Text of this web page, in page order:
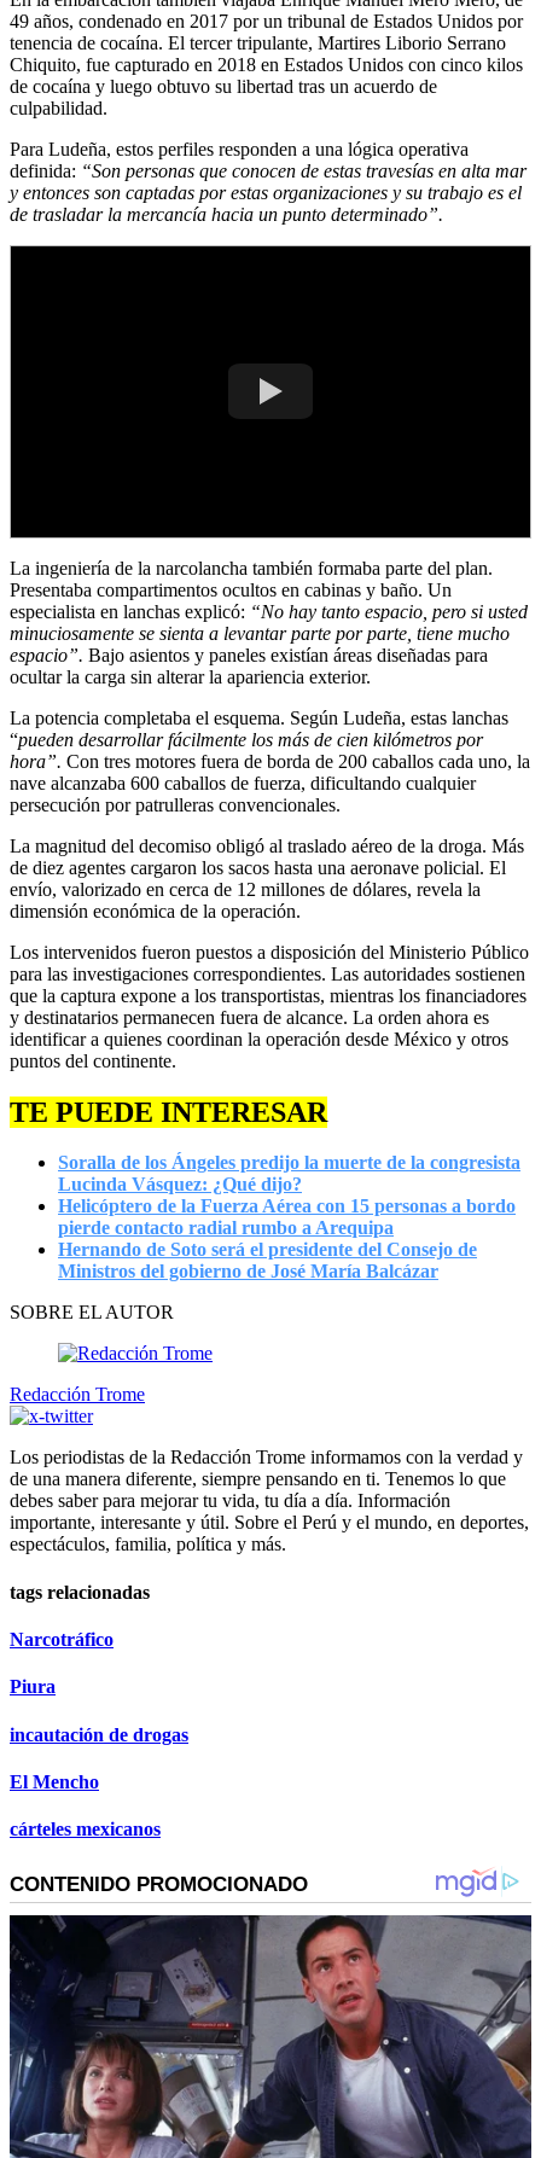
49 años, condenado en 2017 por un tribunal de Estados Unidos por
tenencia de cocaína. El tercer tripulante, Martires Liborio Serrano
Chiquito, fue capturado en 2018 en Estados Unidos con cinco kilos
de cocaína y luego obtuvo su libertad tras un acuerdo de
culpabilidad.
Para Ludeña, estos perfiles responden a una lógica operativa
definida: “Son personas que conocen de estas travesías en alta mar
y entonces son captadas por estas organizaciones y su trabajo es el
de trasladar la mercancía hacia un punto determinado”.
La ingeniería de la narcolancha también formaba parte del plan.
Presentaba compartimentos ocultos en cabinas y baño. Un
especialista en lanchas explicó: “No hay tanto espacio, pero si usted
minuciosamente se sienta a levantar parte por parte, tiene mucho
espacio”. Bajo asientos y paneles existían áreas diseñadas para
ocultar la carga sin alterar la apariencia exterior.
La potencia completaba el esquema. Según Ludeña, estas lanchas
“pueden desarrollar fácilmente los más de cien kilómetros por
hora”. Con tres motores fuera de borda de 200 caballos cada uno, la
nave alcanzaba 600 caballos de fuerza, dificultando cualquier
persecución por patrulleras convencionales.
La magnitud del decomiso obligó al traslado aéreo de la droga. Más
de diez agentes cargaron los sacos hasta una aeronave policial. El
envío, valorizado en cerca de 12 millones de dólares, revela la
dimensión económica de la operación.
Los intervenidos fueron puestos a disposición del Ministerio Público
para las investigaciones correspondientes. Las autoridades sostienen
que la captura expone a los transportistas, mientras los financiadores
y destinatarios permanecen fuera de alcance. La orden ahora es
identificar a quienes coordinan la operación desde México y otros
puntos del continente.
TE PUEDE INTERESAR
Soralla de los Ángeles predijo la muerte de la congresista
Lucinda Vásquez: ¿Qué dijo?
Helicóptero de la Fuerza Aérea con 15 personas a bordo
pierde contacto radial rumbo a Arequipa
Hernando de Soto será el presidente del Consejo de
Ministros del gobierno de José María Balcázar
SOBRE EL AUTOR
Redacción Trome
Los periodistas de la Redacción Trome informamos con la verdad y
de una manera diferente, siempre pensando en ti. Tenemos lo que
debes saber para mejorar tu vida, tu día a día. Información
importante, interesante y útil. Sobre el Perú y el mundo, en deportes,
espectáculos, familia, política y más.
tags relacionadas
Narcotráfico
Piura
incautación de drogas
El Mencho
cárteles mexicanos